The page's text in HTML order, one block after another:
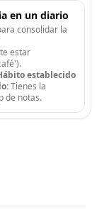
en un diario
consolidar la
estar
establecido
Tienes la
de notas.